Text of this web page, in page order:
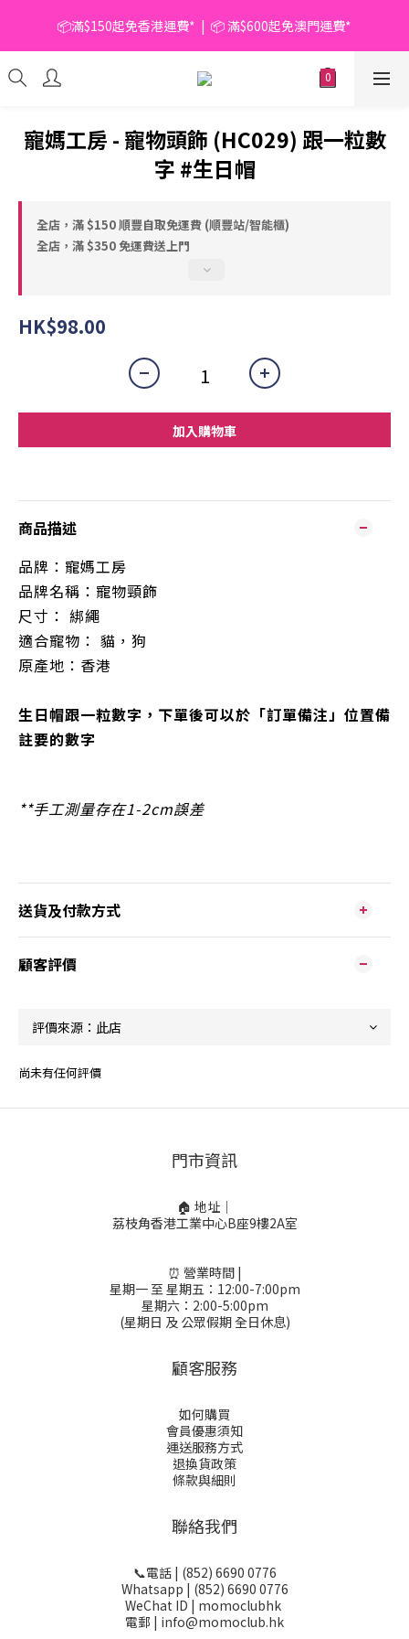
📦滿$150起免香港運費*  |  📦 滿$600起免澳門運費*
📦滿$150起免香港運費*  |  📦 滿$600起免澳門運費*
🥫 罐頭優惠 | 任選* 6件 即減 $6 |  任選* 24件 即減 $30 🥫 (按此了
解更多)
📦滿$150起免香港運費*  |  📦 滿$600起免澳門運費*
寵媽工房 - 寵物頭飾 (HC029) 跟一粒數
字 #生日帽
全店，滿 $150 順豐自取免運費 (順豐站/智能櫃)
全店，滿 $350 免運費送上門
HK$98.00
加入購物車
商品描述
品牌：寵媽工房
品牌名稱：寵物頸飾
尺寸： 綁繩
適合寵物： 貓，狗
原產地：香港
生日帽跟一粒數字，下單後可以於「訂單備注」 位置備
註要的數字
**手工測量存在1-2cm誤差
送貨及付款方式
顧客評價
尚未有任何評價
門市資訊
🏠 地址｜
荔枝角香港工業中心B座9樓2A室
⏰ 營業時間 |
星期一 至 星期五：12:00-7:00pm
星期六：2:00-5:00pm
(星期日 及 公眾假期 全日休息)
顧客服務
如何購買
會員優惠須知
運送服務方式
退換貨政策
條款與細則
聯絡我們
📞電話 | (852) 6690 0776
Whatsapp | (852) 6690 0776
WeChat ID | momoclubhk
電郵 | info@momoclub.hk